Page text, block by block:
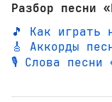
Разбор песни
🎵 Как играть
🎸 Аккорды
🎙️ Слова песни